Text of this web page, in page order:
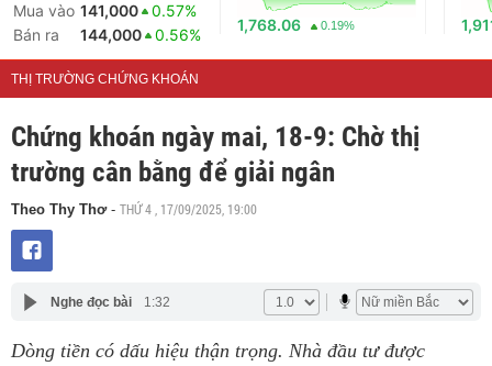
Mua vào 141,000
0.57%
Bán ra
144,000 0.56%
1,768.06 0.19%
THỊ TRƯỜNG CHỨNG KHOÁN
Chứng khoán ngày mai, 18-9: Chờ thị
trường cân bằng để giải ngân
Theo Thy Thơ- THỨ 4 , 17/09/2025, 19:00
Nghe đọc bài 1:32
Dòng tiền có dấu hiệu thận trọng. Nhà đầu tư được